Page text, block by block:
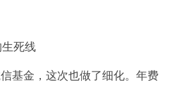
生死线
基金，这次也做了细化。年费